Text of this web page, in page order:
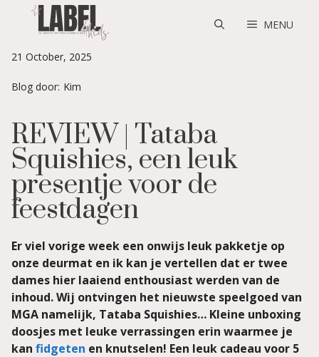
MENU
21 October, 2025
Blog door: Kim
REVIEW | Tataba
Squishies, een leuk
presentje voor de
feestdagen
Er viel vorige week een onwijs leuk pakketje op
onze deurmat en ik kan je vertellen dat er twee
dames hier laaiend enthousiast werden van de
inhoud. Wij ontvingen het nieuwste speelgoed van
MGA namelijk, Tataba Squishies… Kleine unboxing
doosjes met leuke verrassingen erin waarmee je
kan fidgeten en knutselen! Een leuk cadeau voor 5